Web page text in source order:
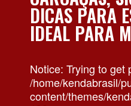
DICAS PARA
IDEAL PARA
Notice: Trying to get
/home/kendabrasil/
content/themes/